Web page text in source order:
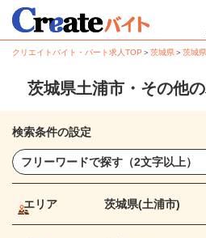
クリエイトバイト・パート求人TOP ＞茨城県＞茨城
茨城県土浦市・その他
検索条件の設定
エリア 茨城県(土浦市)